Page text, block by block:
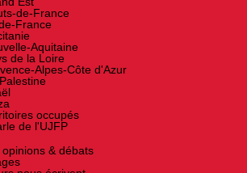
de-France
France
Aquitaine
de la Loire
Alpes-Côte d'Azur
occupés
de l'UJFP
& débats